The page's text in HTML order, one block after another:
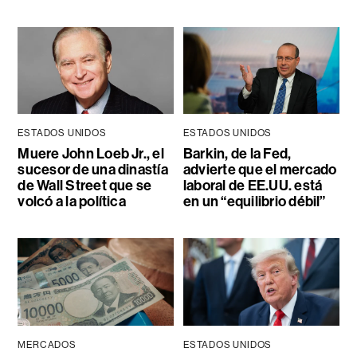
ESTADOS UNIDOS
Muere John Loeb Jr., el
sucesor de una dinastía
de Wall Street que se
volcó a la política
ESTADOS UNIDOS
Barkin, de la Fed,
advierte que el mercado
laboral de EE.UU. está
en un “equilibrio débil”
MERCADOS ESTADOS UNIDOS